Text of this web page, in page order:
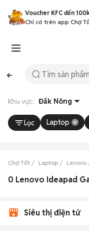
Voucher KFC đến
Chỉ có trên app Chợ
Khu vực: Đắk Nông
Lọc Laptop
Chợ Tốt Laptop Lenovo
0 Lenovo Ideapad
Siêu thị điện tử